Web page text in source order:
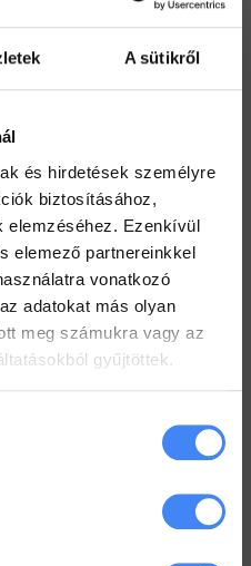
A sütikről
és hirdetések személyre
biztosításához,
elemzéséhez. Ezenkívül
elemező partnereinkkel
vonatkozó
adatokat más olyan
meg számukra vagy az
gyűjtöttek.
keresztül
mappát szem előtt?
ban
vs. MS365 –